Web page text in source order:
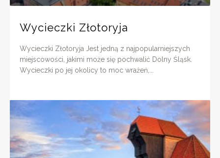
Wycieczki Złotoryja
Wycieczki Złotoryja Jest jedną z najpopularniejszych
miejscowości, jakimi może się pochwalić Dolny Śląsk.
Wycieczki po jej okolicy to moc wrażeń,...